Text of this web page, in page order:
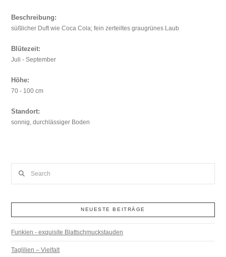
Beschreibung:
süßlicher Duft wie Coca Cola; fein zerteiltes graugrünes Laub
Blütezeit:
Juli - September
Höhe:
70 - 100 cm
Standort:
sonnig, durchlässiger Boden
NEUESTE BEITRÄGE
Funkien - exquisite Blattschmuckstauden
Taglilien – Vielfalt